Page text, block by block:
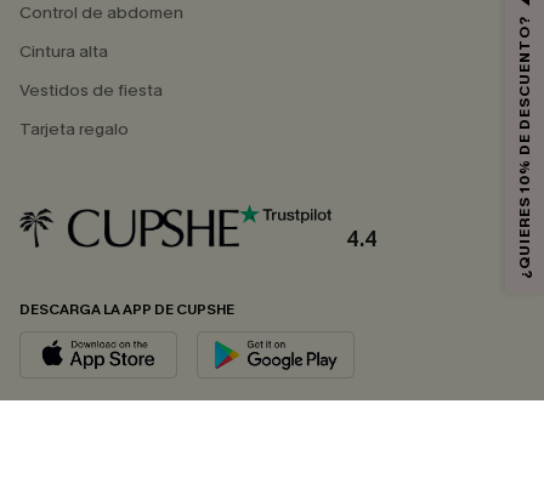
Control de abdomen
Cintura alta
Vestidos de fiesta
Tarjeta regalo
4.4
DESCARGA LA APP DE CUPSHE
¿QUIERES 10% DE DESCUENTO?